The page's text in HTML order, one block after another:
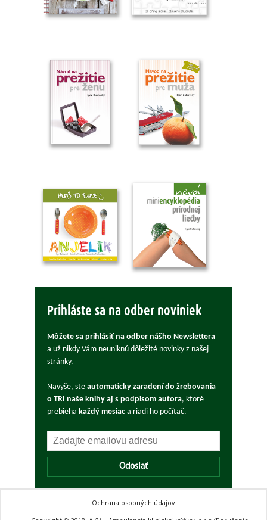
Prihláste sa na odber noviniek
Môžete sa prihlásiť na odber nášho Newslettera
a už nikdy Vám neuniknú dôležité novinky z našej
stránky.
Navyše, ste automaticky zaradení do žrebovania
o TRI naše knihy aj s podpisom autora, ktoré
prebieha každý mesiac a riadi ho počítač.
Odoslať
Ochrana osobných údajov